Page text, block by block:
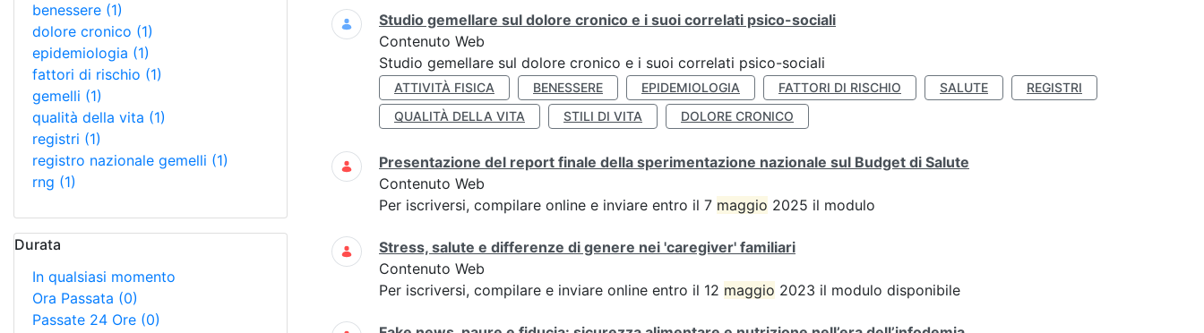
benessere (1)
dolore cronico (1)
epidemiologia (1)
fattori di rischio (1)
gemelli (1)
qualità della vita (1)
registri (1)
registro nazionale gemelli (1)
rng (1)
Durata
In qualsiasi momento
Ora Passata (0)
Passate 24 Ore (0)
Studio gemellare sul dolore cronico e i suoi correlati psico-sociali
Contenuto Web
Studio gemellare sul dolore cronico e i suoi correlati psico-sociali
ATTIVITÀ FISICA BENESSERE EPIDEMIOLOGIA FATTORI DI RISCHIO SALUTE
REGISTRI
QUALITÀ DELLA VITA
STILI DI VITA DOLORE CRONICO
Presentazione del report finale della sperimentazione nazionale sul Budget di Salute
Contenuto Web
Per iscriversi, compilare online e inviare entro il 7 maggio 2025 il modulo
Stress, salute e differenze di genere nei 'caregiver' familiari
Contenuto Web
Per iscriversi, compilare e inviare online entro il 12 maggio 2023 il modulo disponibile